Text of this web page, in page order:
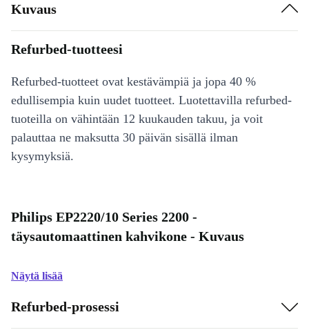
Kuvaus
Refurbed-tuotteesi
Refurbed-tuotteet ovat kestävämpiä ja jopa 40 %
edullisempia kuin uudet tuotteet. Luotettavilla refurbed-
tuoteilla on vähintään 12 kuukauden takuu, ja voit
palauttaa ne maksutta 30 päivän sisällä ilman
kysymyksiä.
Philips EP2220/10 Series 2200 -
täysautomaattinen kahvikone - Kuvaus
Näytä lisää
Refurbed-prosessi